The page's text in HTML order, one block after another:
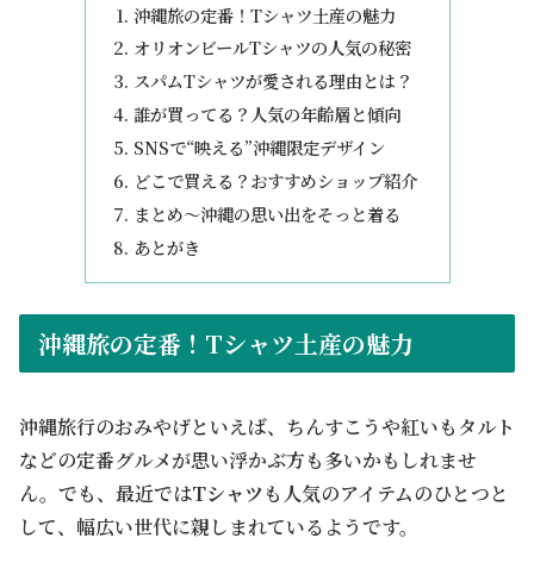
沖縄旅の定番！Tシャツ土産の魅力
オリオンビールTシャツの人気の秘密
スパムTシャツが愛される理由とは？
誰が買ってる？人気の年齢層と傾向
SNSで“映える”沖縄限定デザイン
どこで買える？おすすめショップ紹介
まとめ～沖縄の思い出をそっと着る
あとがき
沖縄旅の定番！Tシャツ土産の魅力
沖縄旅行のおみやげといえば、ちんすこうや紅いもタルト
などの定番グルメが思い浮かぶ方も多いかもしれませ
ん。でも、最近ではTシャツも人気のアイテムのひとつと
して、幅広い世代に親しまれているようです。